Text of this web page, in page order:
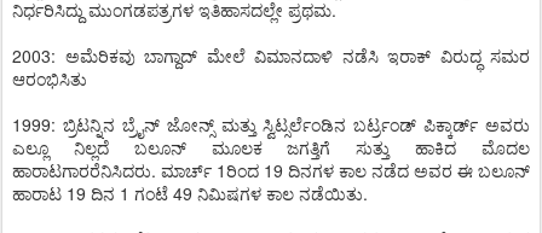
ನಿರ್ಧರಿಸಿದ್ದು ಮುಂಗಡಪತ್ರಗಳ ಇತಿಹಾಸದಲ್ಲೇ ಪ್ರಥಮ.
2003: ಅಮೆರಿಕವು ಬಾಗ್ದಾದ್ ಮೇಲೆ ವಿಮಾನದಾಳಿ ನಡೆಸಿ ಇರಾಕ್ ವಿರುದ್ಧ ಸಮರ
ಆರಂಭಿಸಿತು
1999: ಬ್ರಿಟನ್ನಿನ ಬ್ರೈನ್ ಜೋನ್ಸ್ ಮತ್ತು ಸ್ವಿಟ್ಸರ್ಲೆಂಡಿನ ಬರ್ಟ್ರಂಡ್ ಪಿಕ್ಕಾರ್ಡ್ ಅವರು
ಎಲ್ಲೂ ನಿಲ್ಲದೆ ಬಲೂನ್ ಮೂಲಕ ಜಗತ್ತಿಗೆ ಸುತ್ತು ಹಾಕಿದ ಮೊದಲ
ಹಾರಾಟಗಾರರೆನಿಸಿದರು. ಮಾರ್ಚ್ 1ರಿಂದ 19 ದಿನಗಳ ಕಾಲ ನಡೆದ ಅವರ ಈ ಬಲೂನ್
ಹಾರಾಟ 19 ದಿನ 1 ಗಂಟೆ 49 ನಿಮಿಷಗಳ ಕಾಲ ನಡೆಯಿತು.